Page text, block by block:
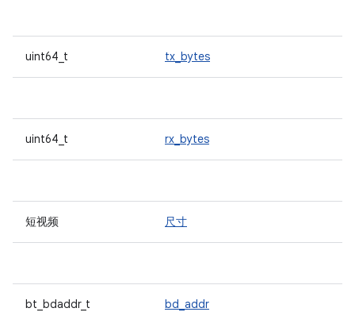
uint64_t tx_bytes
uint64_t rx_bytes
短视频 尺寸
bt_bdaddr_t bd_addr